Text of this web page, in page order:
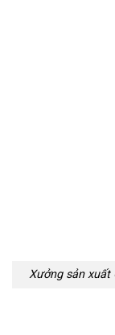
Xưởng sản xuất